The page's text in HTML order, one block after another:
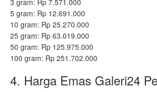
3 gram: Rp 7.571.000
5 gram: Rp 12.691.000
10 gram: Rp 25.270.000
25 gram: Rp 63.019.000
50 gram: Rp 125.975.000
100 gram: Rp 251.702.000
4. Harga Emas Galeri24